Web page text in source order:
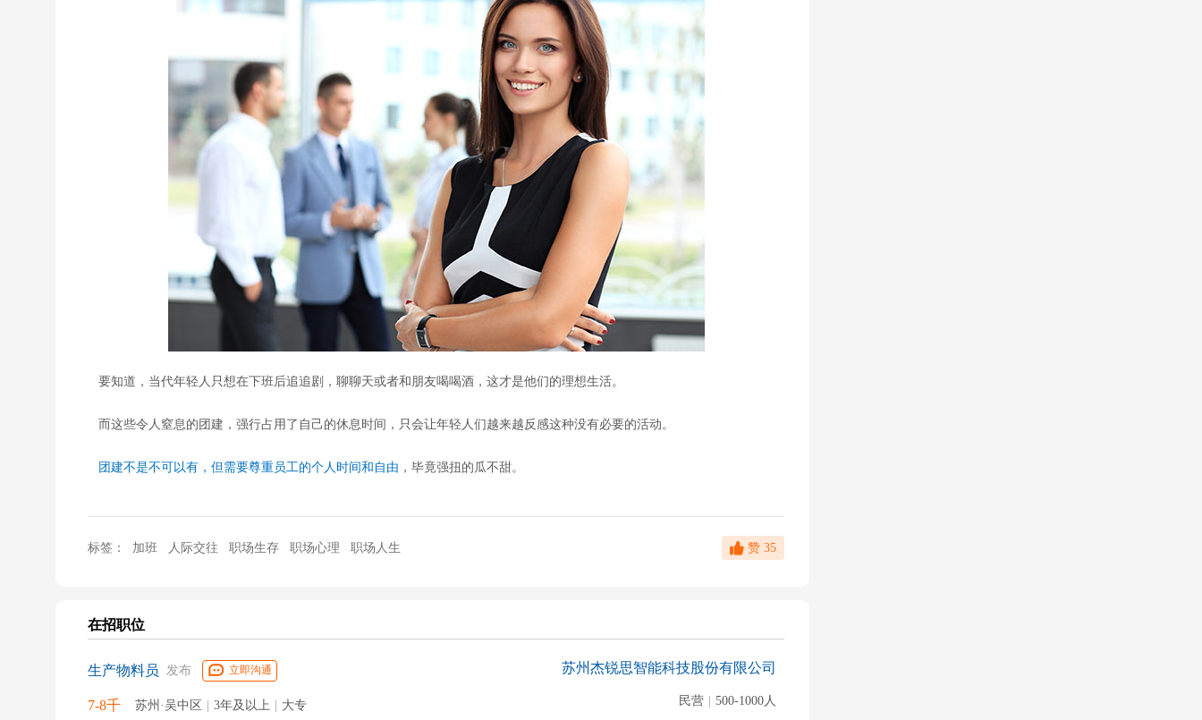
要知道，当代年轻人只想在下班后追追剧，聊聊天或者和朋友喝喝酒，这才是他们的理想生活。
而这些令人窒息的团建，强行占用了自己的休息时间，只会让年轻人们越来越反感这种没有必要的活动。
团建不是不可以有，但需要尊重员工的个人时间和自由 ，毕竟强扭的瓜不甜。
标签： 加班 人际交往 职场生存 职场心理 职场人生 赞 35
在招职位
生产物料员 发布 立即沟通
7-8千 苏州·吴中区 | 3年及以上 | 大专
苏州杰锐思智能科技股份有限公司
民营 500-1000人